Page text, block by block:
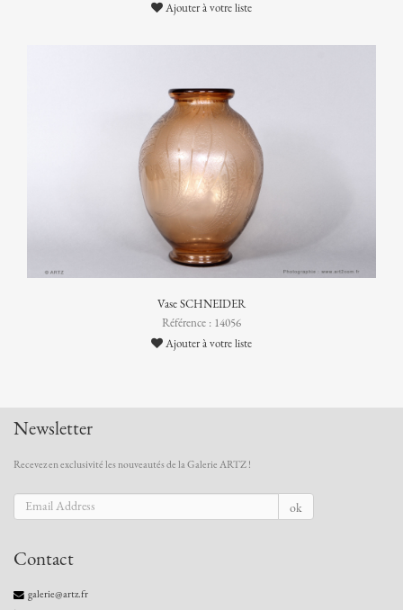
Ajouter à votre liste
Vase SCHNEIDER
Référence : 14056
Ajouter à votre liste
Newsletter
Recevez en exclusivité les nouveautés de la Galerie ARTZ !
ok
Contact
galerie@artz.fr